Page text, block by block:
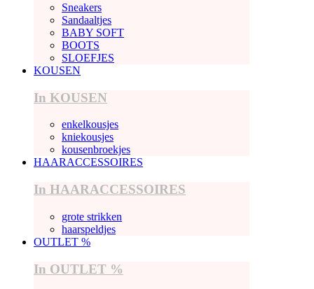
Sneakers
Sandaaltjes
BABY SOFT
BOOTS
SLOEFJES
KOUSEN
In KOUSEN
enkelkousjes
kniekousjes
kousenbroekjes
HAARACCESSOIRES
In HAARACCESSOIRES
grote strikken
haarspeldjes
OUTLET %
In OUTLET %